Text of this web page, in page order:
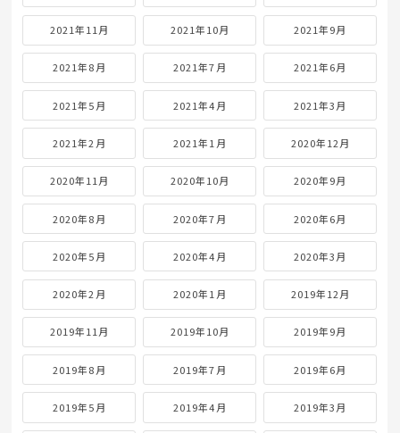
2021年11月 2021年10月 2021年9月
2021年8月 2021年7月 2021年6月
2021年5月 2021年4月 2021年3月
2021年2月 2021年1月 2020年12月
2020年11月 2020年10月 2020年9月
2020年8月 2020年7月 2020年6月
2020年5月 2020年4月 2020年3月
2020年2月 2020年1月 2019年12月
2019年11月 2019年10月 2019年9月
2019年8月 2019年7月 2019年6月
2019年5月 2019年4月 2019年3月